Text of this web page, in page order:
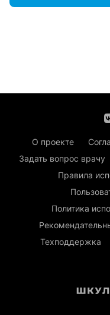
О проекте
Задать вопрос врачу
Правила
Политика
Техподдержка